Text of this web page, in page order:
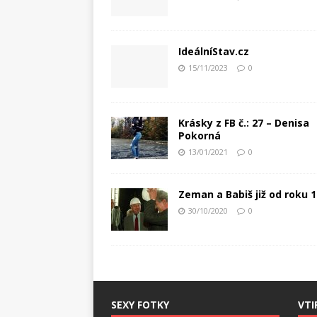
IdeálníStav.cz
15/11/2023 0
Krásky z FB č.: 27 – Denisa
Pokorná
13/01/2021 0
Zeman a Babiš již od roku
30/10/2020 0
SEXY FOTKY